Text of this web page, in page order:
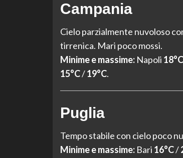
Campania
Cielo parzialmente nuvoloso
tirrenica. Mari poco mossi.
Minime e massime:Napoli 18°C
15°C/19°C.
Puglia
Tempo stabile con cielo poco
Minime e massime:Bari 16°C/